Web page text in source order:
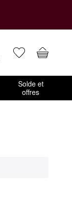
Solde et
offres